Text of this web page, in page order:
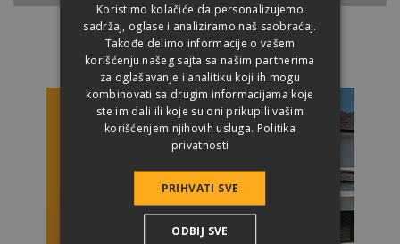
Koristimo kolačiće da personalizujemo
sadržaj, oglase i analiziramo naš saobraćaj.
Takođe delimo informacije o vašem
korišćenju našeg sajta sa našim partnerima
za oglašavanje i analitiku koji ih mogu
kombinovati sa drugim informacijama koje
ste im dali ili koje su oni prikupili vašim
korišćenjem njihovih usluga. Politika
privatnosti
PRIHVATI SVE
ODBIJ SVE